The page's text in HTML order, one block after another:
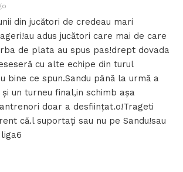
din jucători de credeau mari
adus jucători care mai de care
de plata au spus pas!drept dovada
cu alte echipe din turul
bine ce spun.Sandu până la urmă a
un turneu final,in schimb așa
doar a desființat.o!Trageti
că.l suportați sau nu pe Sandu!sau